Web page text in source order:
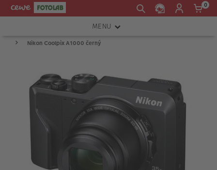
0
MENU
FOTOAPARÁTY
ATELIÉR
TISKÁRNY A SKENERY
FOTOBRAŠNY
PŘÍSLUŠENSTVÍ
Nikon Coolpix A1000 černý